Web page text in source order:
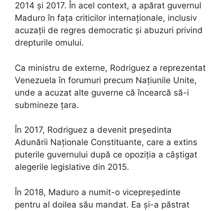
2014 și 2017. În acel context, a apărat guvernul
Maduro în fața criticilor internaționale, inclusiv
acuzații de regres democratic și abuzuri privind
drepturile omului.
Ca ministru de externe, Rodriguez a reprezentat
Venezuela în forumuri precum Națiunile Unite,
unde a acuzat alte guverne că încearcă să-i
submineze țara.
În 2017, Rodriguez a devenit președinta
Adunării Naționale Constituante, care a extins
puterile guvernului după ce opoziția a câștigat
alegerile legislative din 2015.
În 2018, Maduro a numit-o vicepreședinte
pentru al doilea său mandat. Ea și-a păstrat